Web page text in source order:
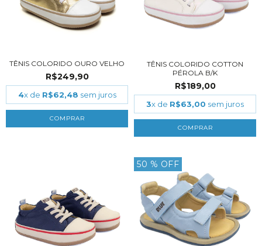
TÊNIS COLORIDO OURO VELHO
R$249,90
4x de R$62,48 sem juros
COMPRAR
TÊNIS COLORIDO COTTON
PÉROLA B/K
R$189,00
3x de R$63,00 sem juros
COMPRAR
50 % OFF